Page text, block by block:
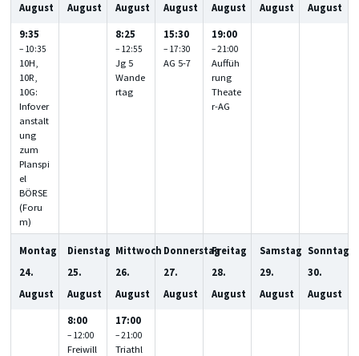
August
9:35
– 10:35
10H,
10R,
10G:
Infover
anstalt
ung
zum
Planspi
el
BÖRSE
(Foru
m)
August
August
8:25
– 12:55
Jg 5
Wande
rtag
August
15:30
– 17:30
AG 5-7
August
19:00
– 21:00
Auffüh
rung
Theate
r-AG
August
August
Montag
24.
August
Dienstag
25.
August
8:00
– 12:00
Freiwill
Mittwoch
26.
August
17:00
– 21:00
Triathl
Donnerstag
27.
August
Freitag
28.
August
Samstag
29.
August
Sonntag
30.
August